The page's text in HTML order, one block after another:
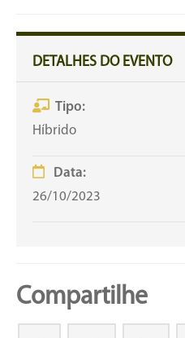
DETALHES DO EVENTO
Tipo:
Híbrido
Data:
26/10/2023
Compartilhe